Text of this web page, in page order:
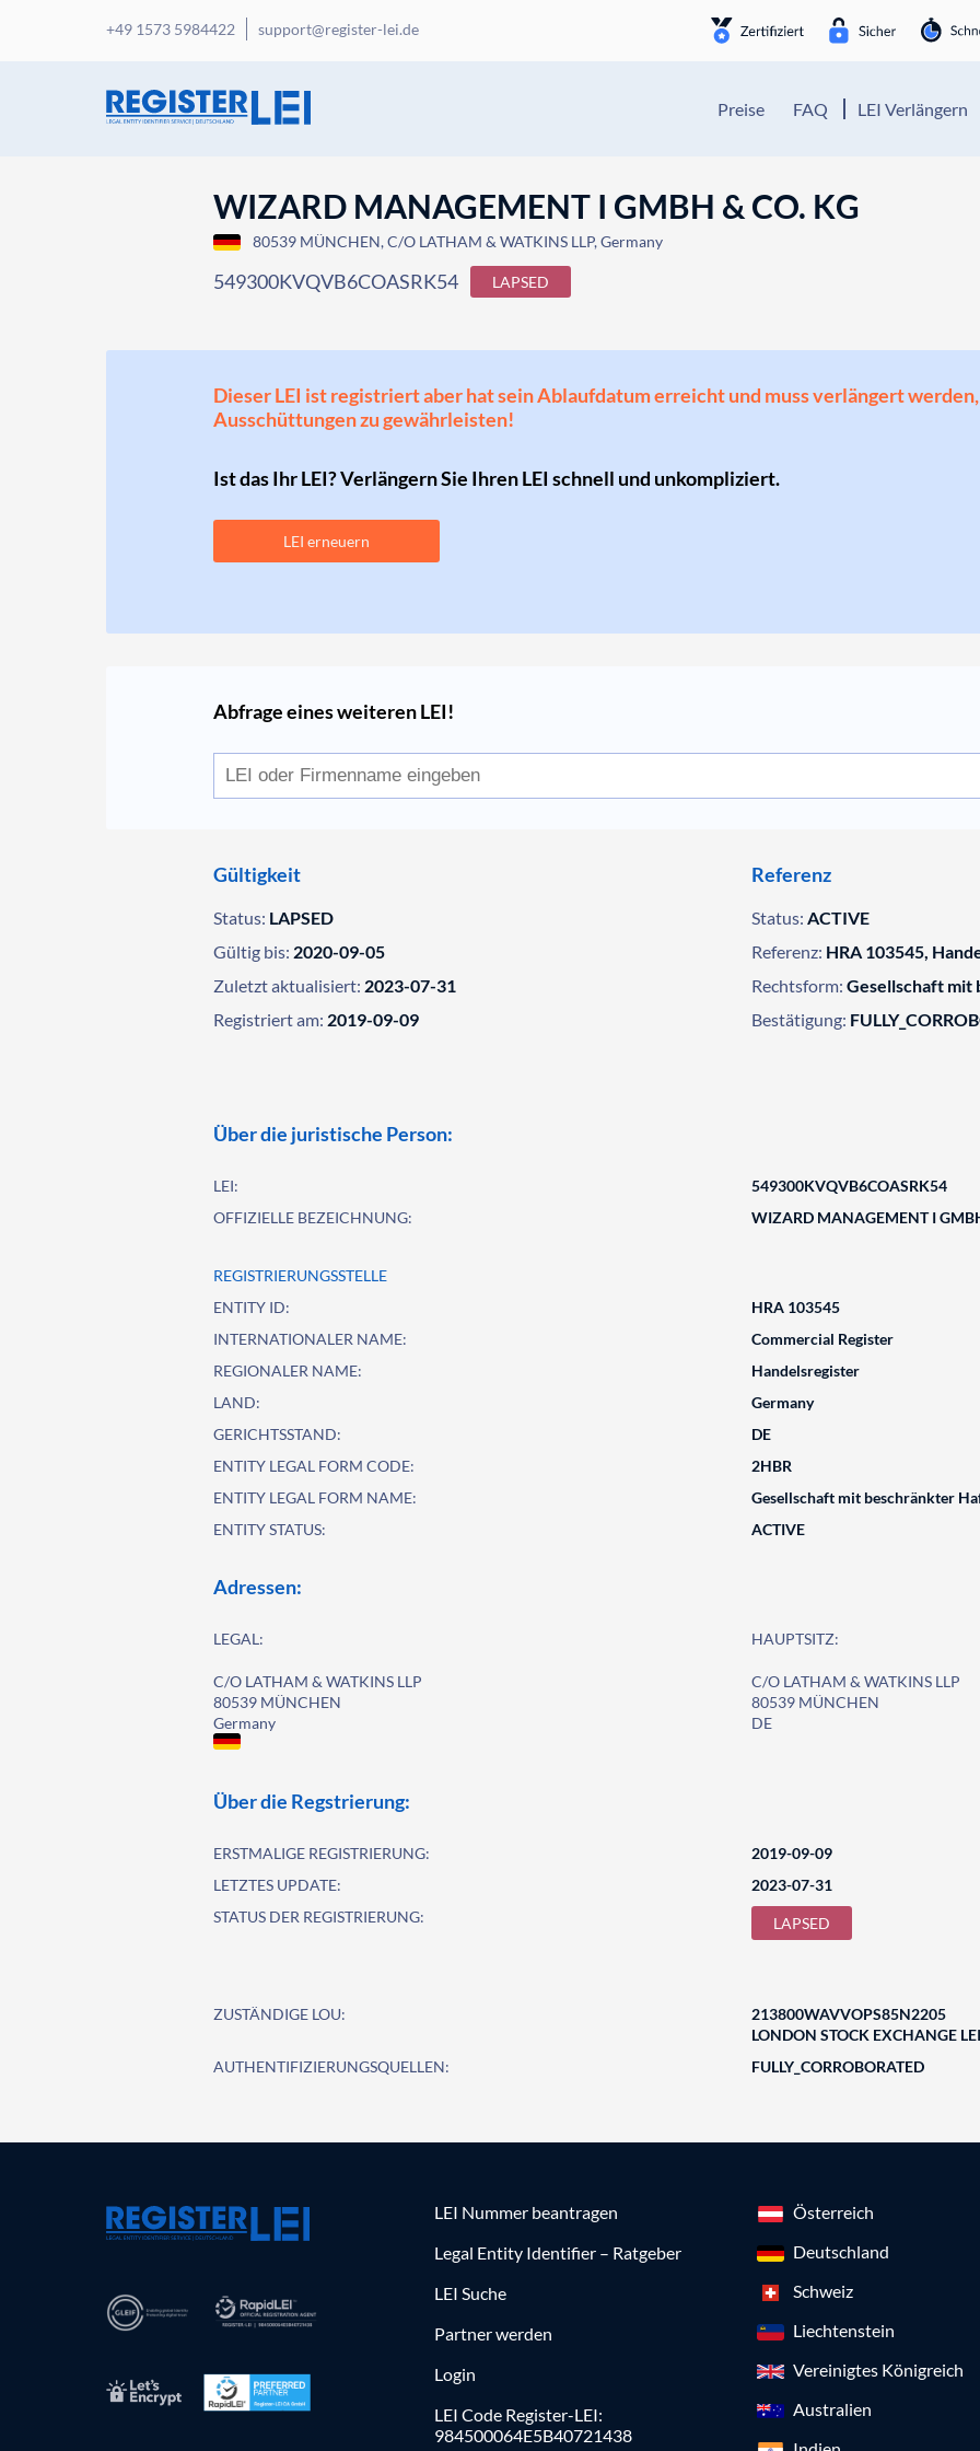
+49 1573 5984422 support@register-lei.de
Preise FAQ LEI Verlängern
WIZARD MANAGEMENT I GMBH & CO. KG
80539 MÜNCHEN, C/O LATHAM & WATKINS LLP, Germany
549300KVQVB6COASRK54 LAPSED
Dieser LEI ist registriert aber hat sein Ablaufdatum erreicht und muss verlängert
Ausschüttungen zu gewährleisten!
Ist das Ihr LEI? Verlängern Sie Ihren LEI schnell und unkompliziert.
LEI erneuern
Abfrage eines weiteren LEI!
Gültigkeit
Status: LAPSED
Gültig bis: 2020-09-05
Zuletzt aktualisiert: 2023-07-31
Registriert am: 2019-09-09
Referenz
Status: ACTIVE
Referenz: HRA 103545,
Rechtsform: Gesellschaft mit
Bestätigung:
Über die juristische Person:
LEI:
549300KVQVB6COASRK54
OFFIZIELLE BEZEICHNUNG:
WIZARD MANAGEMENT I
REGISTRIERUNGSSTELLE
ENTITY ID:
HRA 103545
INTERNATIONALER NAME:
Commercial Register
REGIONALER NAME:
Handelsregister
LAND:
Germany
GERICHTSSTAND:
DE
ENTITY LEGAL FORM CODE:
2HBR
ENTITY LEGAL FORM NAME:
Gesellschaft mit beschränkter
ENTITY STATUS:
ACTIVE
Adressen:
LEGAL:
C/O LATHAM & WATKINS LLP
80539 MÜNCHEN
Germany
HAUPTSITZ:
C/O LATHAM & WATKINS LLP
80539 MÜNCHEN
DE
Über die Regstrierung:
ERSTMALIGE REGISTRIERUNG:
2019-09-09
LETZTES UPDATE:
2023-07-31
STATUS DER REGISTRIERUNG:
LAPSED
ZUSTÄNDIGE LOU:
213800WAVVOPS85N2205
LONDON STOCK EXCHANGE
AUTHENTIFIZIERUNGSQUELLEN:
FULLY_CORROBORATED
LEI Nummer beantragen
Legal Entity Identifier – Ratgeber
LEI Suche
Partner werden
Login
LEI Code Register-LEI:
984500064E5B40721438
Österreich
Deutschland
Schweiz
Liechtenstein
Vereinigtes Königreich
Australien